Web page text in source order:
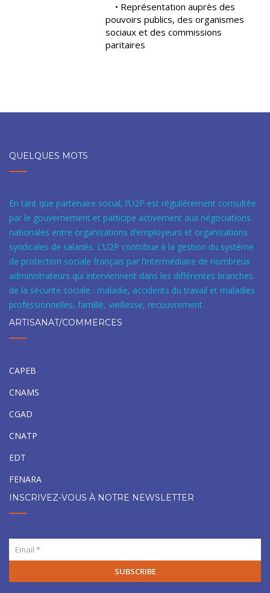
• Représentation auprès des
pouvoirs publics, des organismes
sociaux et des commissions
paritaires
QUELQUES MOTS
En tant que partenaire social, l’U2P est régulièrement consultée
par le gouvernement et participe activement aux négociations
nationales entre organisations d’employeurs et organisations
syndicales de salariés. L’U2P contribue à la gestion du système
de protection sociale français par l’intermédiaire de nombreux
administrateurs qui interviennent dans les différentes branches
de la sécurité sociale : maladie, accidents du travail et maladies
professionnelles, famille, vieillesse, recouvrement.
ARTISANAT/COMMERCES
CAPEB
CNAMS
CGAD
CNATP
EDT
FENARA
INSCRIVEZ-VOUS À NOTRE NEWSLETTER
SUBSCRIBE